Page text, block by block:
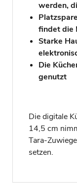
werden,
findet die
Starke
Die
genutzt
Die digitale
14,5 cm
Tara-
setzen.